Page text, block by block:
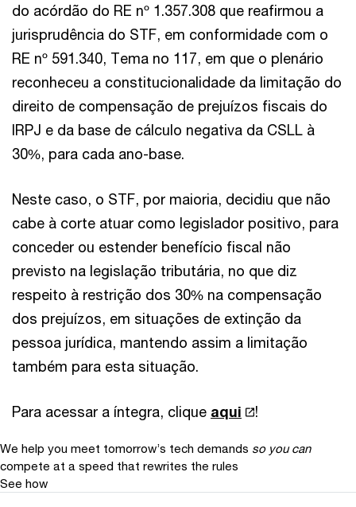
do acórdão do RE nº 1.357.308 que reafirmou a
jurisprudência do STF, em conformidade com o
RE nº 591.340, Tema no 117, em que o plenário
reconheceu a constitucionalidade da limitação do
direito de compensação de prejuízos fiscais do
IRPJ e da base de cálculo negativa da CSLL à
30%, para cada ano-base.
Neste caso, o STF, por maioria, decidiu que não
cabe à corte atuar como legislador positivo, para
conceder ou estender benefício fiscal não
previsto na legislação tributária, no que diz
respeito à restrição dos 30% na compensação
dos prejuízos, em situações de extinção da
pessoa jurídica, mantendo assim a limitação
também para esta situação.
Para acessar a íntegra, clique aqui !
We help you meet tomorrow’s tech demands so you can
compete at a speed that rewrites the rules
See how